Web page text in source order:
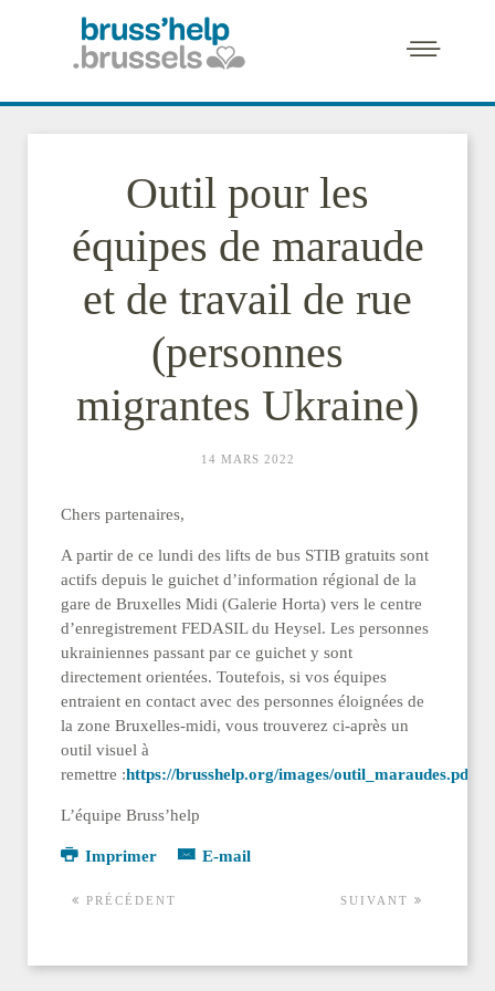
Outil pour les
équipes de maraude
et de travail de rue
(personnes
migrantes Ukraine)
14 MARS 2022
Chers partenaires,
A partir de ce lundi des lifts de bus STIB gratuits sont
actifs depuis le guichet d’information régional de la
gare de Bruxelles Midi (Galerie Horta) vers le centre
d’enregistrement FEDASIL du Heysel. Les personnes
ukrainiennes passant par ce guichet y sont
directement orientées. Toutefois, si vos équipes
entraient en contact avec des personnes éloignées de
la zone Bruxelles-midi, vous trouverez ci-après un
outil visuel à
remettre :https://brusshelp.org/images/outil_maraudes.pdf
L’équipe Bruss’help
Imprimer E-mail
PRÉCÉDENT SUIVANT